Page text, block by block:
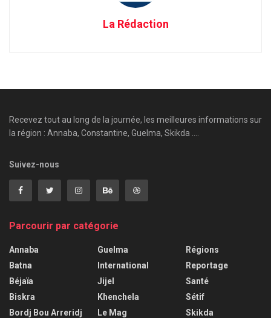
La Rédaction
Recevez tout au long de la journée, les meilleures informations sur
la région : Annaba, Constantine, Guelma, Skikda ....
Suivez-nous
Parcourir par catégorie
Annaba
Batna
Béjaïa
Biskra
Bordj Bou Arreridj
Guelma
International
Jijel
Khenchela
Le Mag
Régions
Reportage
Santé
Sétif
Skikda